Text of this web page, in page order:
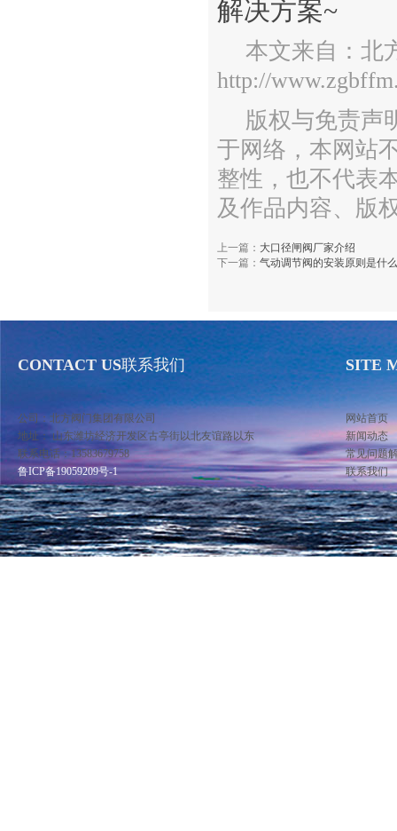
解决方案~
本文来自：北
http://
版权与免责声
于网络，本网站
整性，也不代表
及作品内容、版
上一篇： 大口径闸阀厂家介绍
下一篇： 气动调节阀的安装原则是什
CONTACT US联系我们
公司：北方阀门集团有限公司
地址： 山东潍坊经济开发区古亭街以北友谊路以东
联系电话：13583679758
鲁ICP备19059209号-1
SITE
网站首页
新闻动态
常见问题
联系我们